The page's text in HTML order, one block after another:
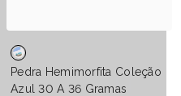
Pedra Hemimorfita Coleção
Azul 30 A 36 Gramas